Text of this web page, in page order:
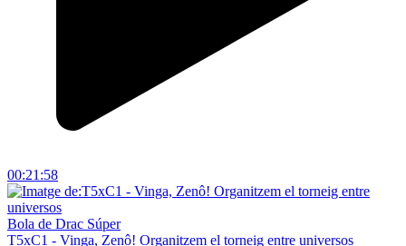
00:21:58
Bola de Drac Súper
T5xC1 - Vinga, Zenô! Organitzem el torneig entre universos